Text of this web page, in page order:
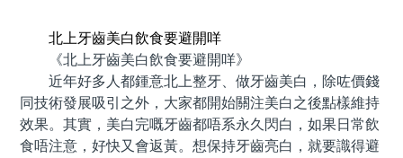
北上牙齒美白飲食要避開咩
《北上牙齒美白飲食要避開咩》
近年好多人都鍾意北上整牙、做牙齒美白，除咗價錢
同技術發展吸引之外，大家都開始關注美白之後點樣維持
效果。其實，美白完嘅牙齒都唔系永久閃白，如果日常飲
食唔注意，好快又會返黃。想保持牙齒亮白，就要識得避